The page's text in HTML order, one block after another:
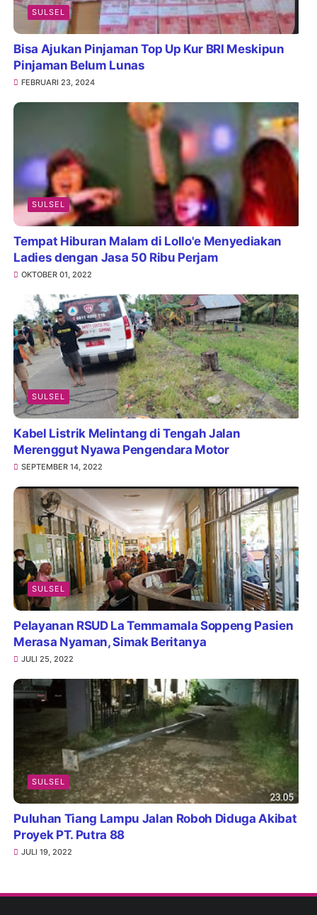
SULSEL
Bisa Ajukan Pinjaman Top Up Kur BRI Meskipun
Pinjaman Belum Lunas
FEBRUARI 23, 2024
SULSEL
Tempat Hiburan Malam di Lollo'e Menyediakan
Ladies dengan Jasa 50 Ribu Perjam
OKTOBER 01, 2022
SULSEL
Kabel Listrik Melintang di Tengah Jalan
Merenggut Nyawa Pengendara Motor
SEPTEMBER 14, 2022
SULSEL
Pelayanan RSUD La Temmamala Soppeng Pasien
Merasa Nyaman, Simak Beritanya
JULI 25, 2022
SULSEL
Puluhan Tiang Lampu Jalan Roboh Diduga Akibat
Proyek PT. Putra 88
JULI 19, 2022